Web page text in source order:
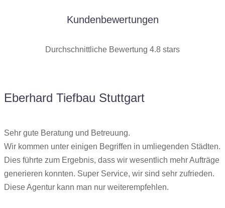
Kundenbewertungen
Durchschnittliche Bewertung 4.8 stars
Eberhard Tiefbau Stuttgart
Sehr gute Beratung und Betreuung.
Wir kommen unter einigen Begriffen in umliegenden Städten.
Dies führte zum Ergebnis, dass wir wesentlich mehr Aufträge
generieren konnten. Super Service, wir sind sehr zufrieden.
Diese Agentur kann man nur weiterempfehlen.